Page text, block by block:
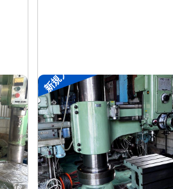
新規入荷
ラジアルボール盤
メーカー 森精機
形 YR3-115
年 式-